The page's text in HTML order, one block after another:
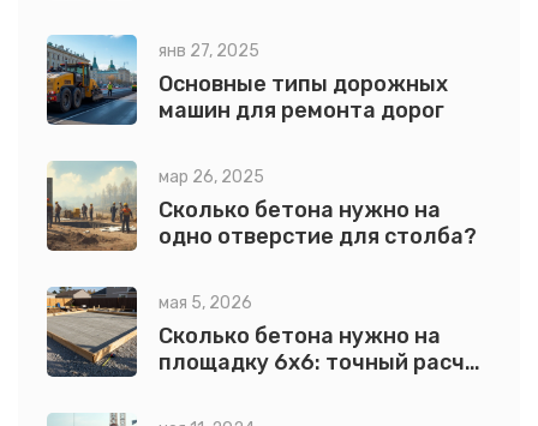
янв 27, 2025
Основные типы дорожных
машин для ремонта дорог
мар 26, 2025
Сколько бетона нужно на
одно отверстие для столба?
мая 5, 2026
Сколько бетона нужно на
площадку 6х6: точный расчет